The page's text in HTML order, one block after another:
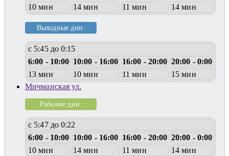
10 мин
14 мин 11 мин 14 мин
Выходные дни:
с 5:45 до 0:15
6:00 - 10:00 10:00 - 16:00 16:00 - 20:00 20:00 - 0:00
13 мин
10 мин 11 мин
15 мин
Мичманская ул.
Рабочие дни:
с 5:47 до 0:22
6:00 - 10:00 10:00 - 16:00 16:00 - 20:00 20:00 - 0:00
10 мин
14 мин 11 мин 14 мин